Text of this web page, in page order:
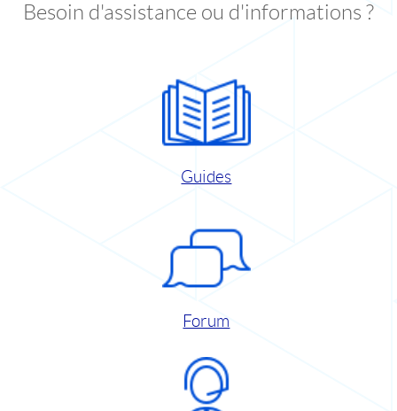
Besoin d'assistance ou d'informations ?
Guides
Forum